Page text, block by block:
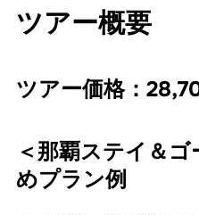
ツアー概要
ツアー価格：
＜那覇ステイ＆
めプラン例